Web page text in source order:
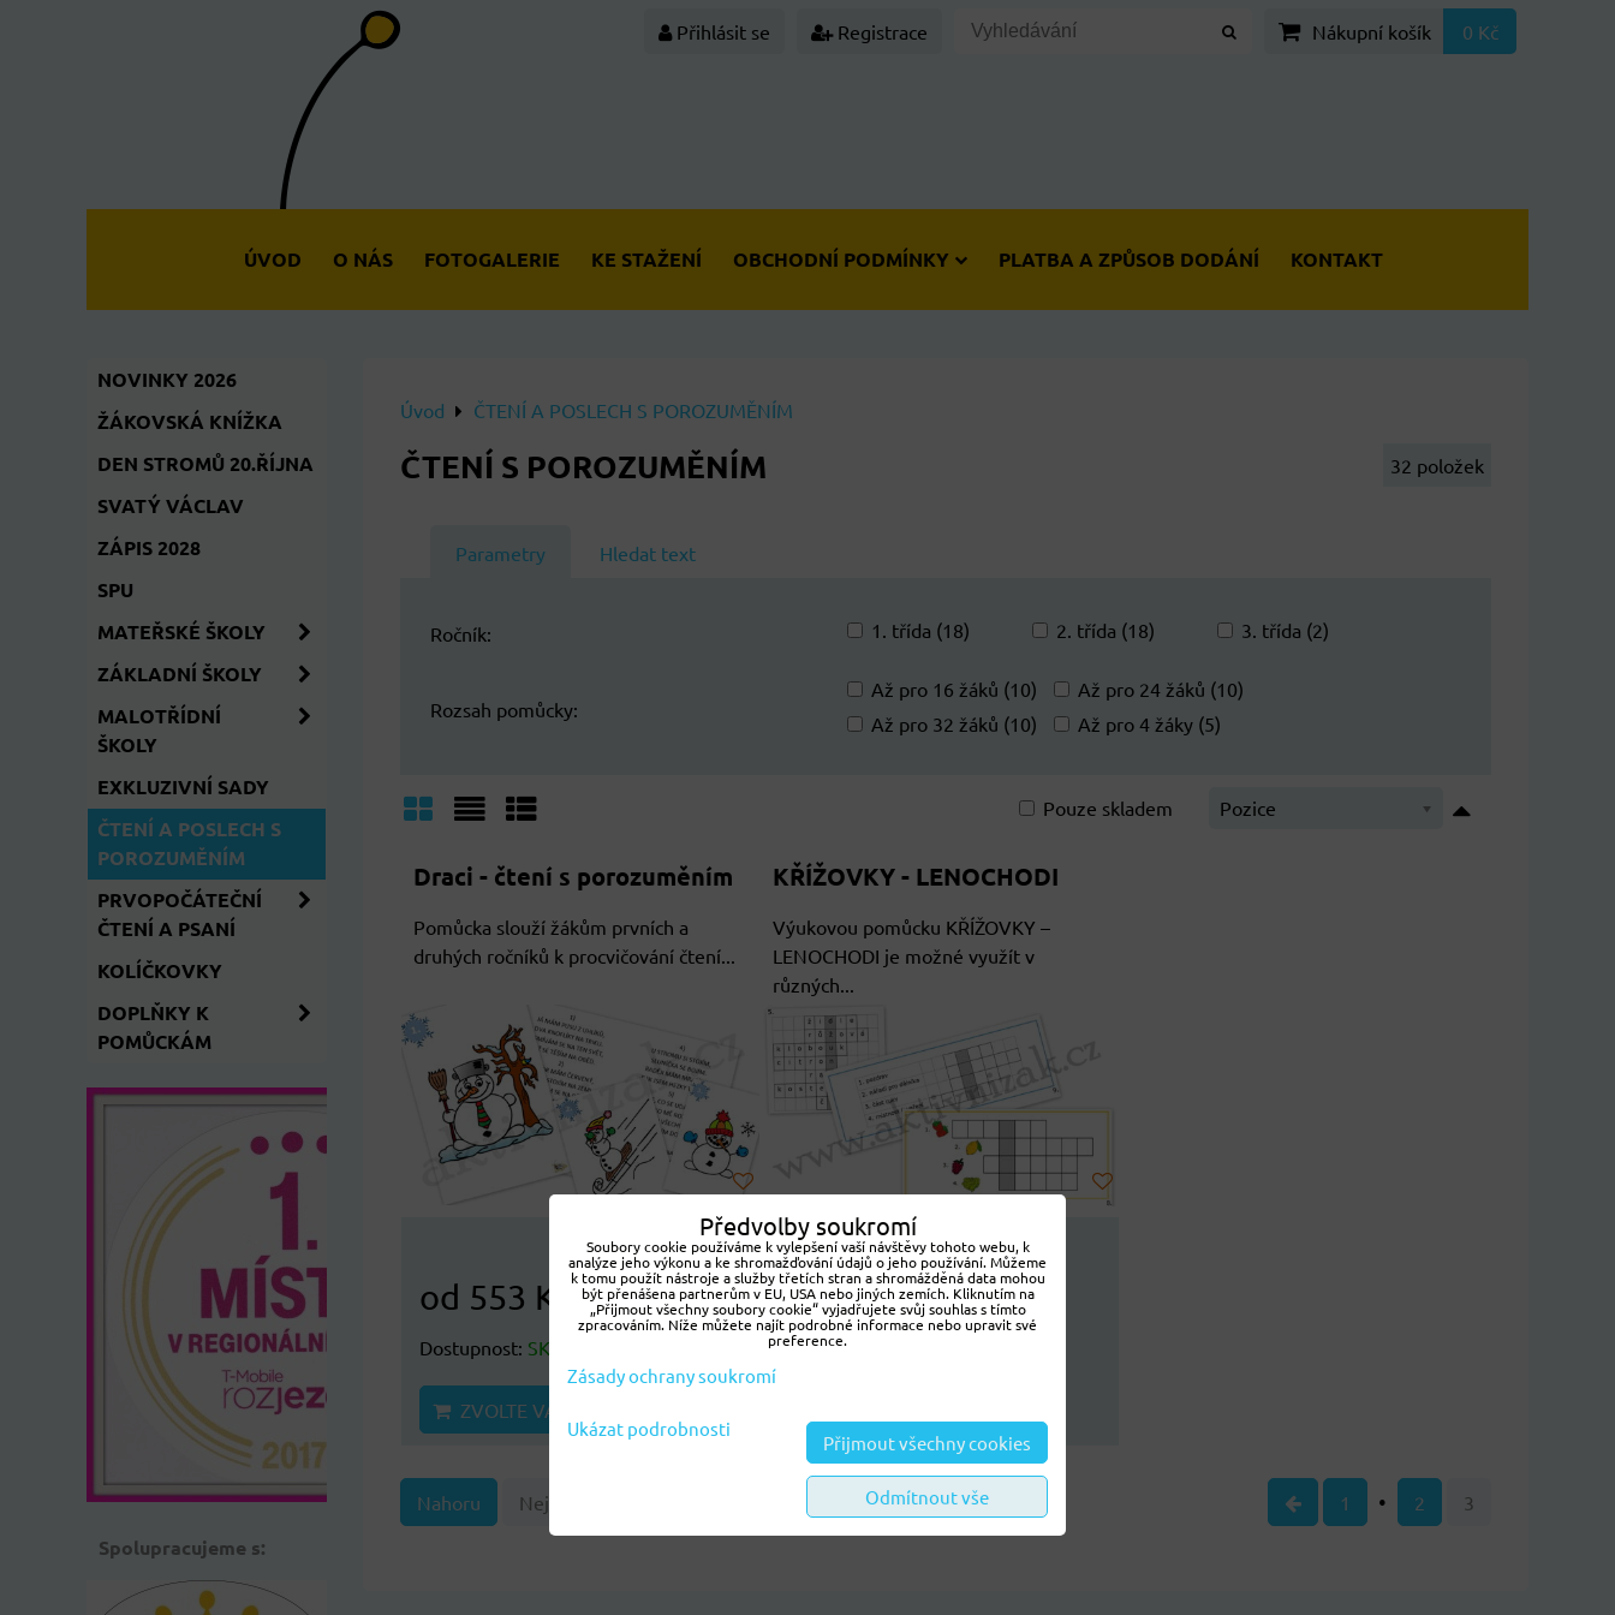
Přihlásit se Registrace Nákupní košík 0 Kč
ÚVOD O NÁS FOTOGALERIE KE STAŽENÍ OBCHODNÍ PODMÍNKY PLATBA A ZPŮSOB DODÁNÍ KONTAKT
Úvod ČTENÍ A POSLECH S POROZUMĚNÍM
ČTENÍ S POROZUMĚNÍM 32 položek
Parametry Hledat text
Ročník: 1. třída (18) 2. třída (18) 3. třída (2)
Rozsah pomůcky:
Až pro 16 žáků (10)
Až pro 24 žáků (10)
Až pro 32 žáků (10)
Až pro 4 žáky (5)
Pozice
Pouze skladem
Draci - čtení s porozuměním
Pomůcka slouží žákům prvních a
druhých ročníků k procvičování čtení...
od 553 Kč
Dostupnost: SKLADEM
ZVOLTE VARIANTU
KŘÍŽOVKY - LENOCHODI
Výukovou pomůcku KŘÍŽOVKY –
LENOCHODI je možné využít v
různých...
NOVINKA
696 Kč
Dostupnost:
Nahoru Nejsou žádné další produkty. 1 2 3
NOVINKY 2026
ŽÁKOVSKÁ KNÍŽKA
DEN STROMŮ 20.ŘÍJNA
SVATÝ VÁCLAV
ZÁPIS 2028
SPU
MATEŘSKÉ ŠKOLY
ZÁKLADNÍ ŠKOLY
MALOTŘÍDNÍ
ŠKOLY
EXKLUZIVNÍ SADY
ČTENÍ A POSLECH S
POROZUMĚNÍM
PRVOPOČÁTEČNÍ
ČTENÍ A PSANÍ
KOLÍČKOVKY
DOPLŇKY K
POMŮCKÁM
Spolupracujeme s:
Předvolby soukromí
Soubory cookie používáme k vylepšení vaší návštěvy tohoto webu, k
analýze jeho výkonu a ke shromažďování údajů o jeho používání. Můžeme
k tomu použít nástroje a služby třetích stran a shromážděná data mohou
být přenášena partnerům v EU, USA nebo jiných zemích. Kliknutím na
„Přijmout všechny soubory cookie“ vyjadřujete svůj souhlas s tímto
zpracováním. Níže můžete najít podrobné informace nebo upravit své
preference.
Zásady ochrany soukromí
Ukázat podrobnosti
Přijmout všechny cookies
Odmítnout vše